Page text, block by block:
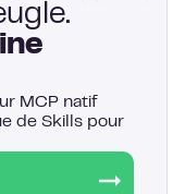
MCP natif
de Skills pour